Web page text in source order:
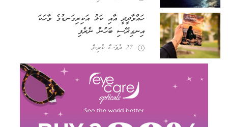
ހައްވާދީދީ އާއި ކަޅު އަކިރިގަނޑުގެ ވާހަކަ
އިނގިރޭސި ބަހުން ނެރެފި
27 ދުވަސް ކުރިން